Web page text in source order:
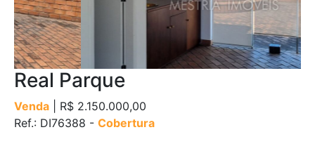
Real Parque
Venda | R$ 2.150.000,00
Ref.: DI76388 - Cobertura